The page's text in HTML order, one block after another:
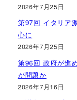
2026年7月25日
第97回 イタリア
心に
2026年7月25日
第96回 政府が進
が問題か
2026年7月16日